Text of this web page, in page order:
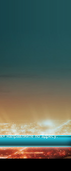
» направляйте по адресу: